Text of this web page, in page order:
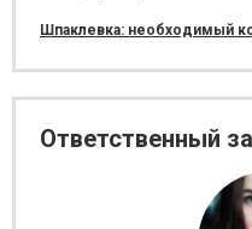
Шпаклевка: необходимый
Ответственный